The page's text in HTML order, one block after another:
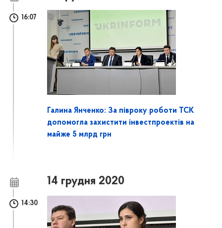
16:07
Галина Янченко: За півроку роботи ТСК
допомогла захистити інвестпроектів на
майже 5 млрд грн
14 грудня 2020
14:30